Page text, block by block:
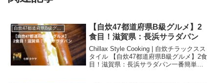
自炊47都道府県B級グルメ
【自炊47都道府県B級グルメ】2
食目！滋賀県：長浜サラダパン
Chillax Style Cooking | 自炊チラックスス
タイル 【自炊47都道府県B級グルメ】2食
目！滋賀県：長浜サラダパン一番簡単な